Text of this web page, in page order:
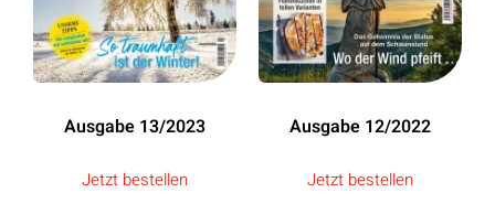
Ausgabe 13/2023
Jetzt bestellen
Ausgabe 12/2022
Jetzt bestellen